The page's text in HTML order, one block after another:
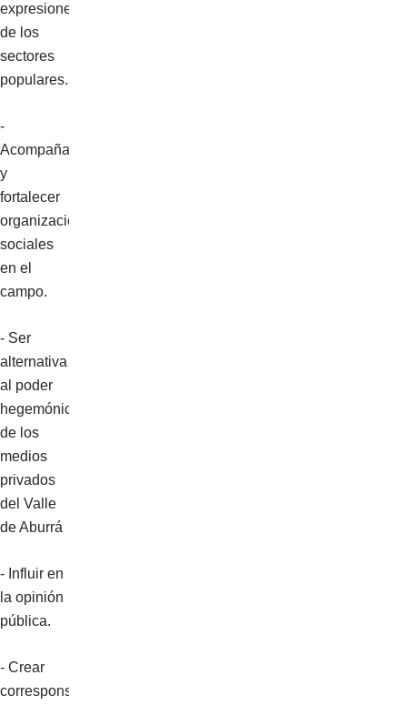
expresiones
de los
sectores
populares.
-
Acompañar
y
fortalecer
organizaciones
sociales
en el
campo.
- Ser
alternativa
al poder
hegemónico
de los
medios
privados
del Valle
de Aburrá
- Influir en
la opinión
pública.
- Crear
corresponsales